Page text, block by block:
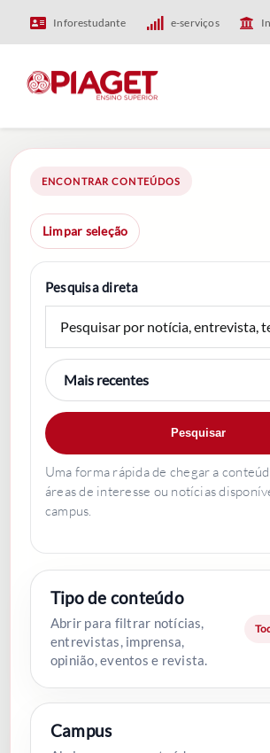
Inforestudante e-serviços
HOME
PIAGET
ENSINO
INVESTIGAÇÃO
INTERNACIONAL
COMUNIDADE ACADÉMICA
Pesquisar
ENCONTRAR CONTEÚDOS
Limpar seleção
Pesquisa direta
Pesquisar
Uma forma rápida de chegar a
áreas de interesse ou notícias
campus.
Tipo de conteúdo
Abrir para filtrar notícias,
entrevistas, imprensa,
opinião, eventos e revista.
Campus